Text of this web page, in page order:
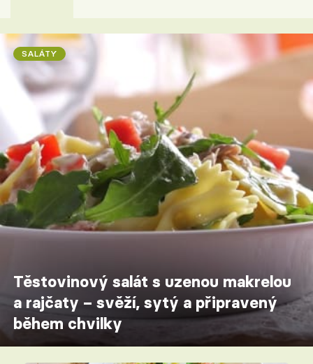
SALÁTY
Těstovinový salát s uzenou makrelou
a rajčaty – svěží, sytý a připravený
během chvilky